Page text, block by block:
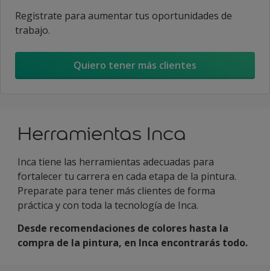
Registrate para aumentar tus oportunidades de
trabajo.
Quiero tener más clientes
Herramientas Inca
Inca tiene las herramientas adecuadas para
fortalecer tu carrera en cada etapa de la pintura.
Preparate para tener más clientes de forma
práctica y con toda la tecnología de Inca.
Desde recomendaciones de colores hasta la
compra de la pintura, en Inca encontrarás todo.